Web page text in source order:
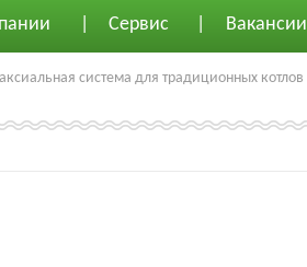
Сервис Вакансии
система для традиционных котлов